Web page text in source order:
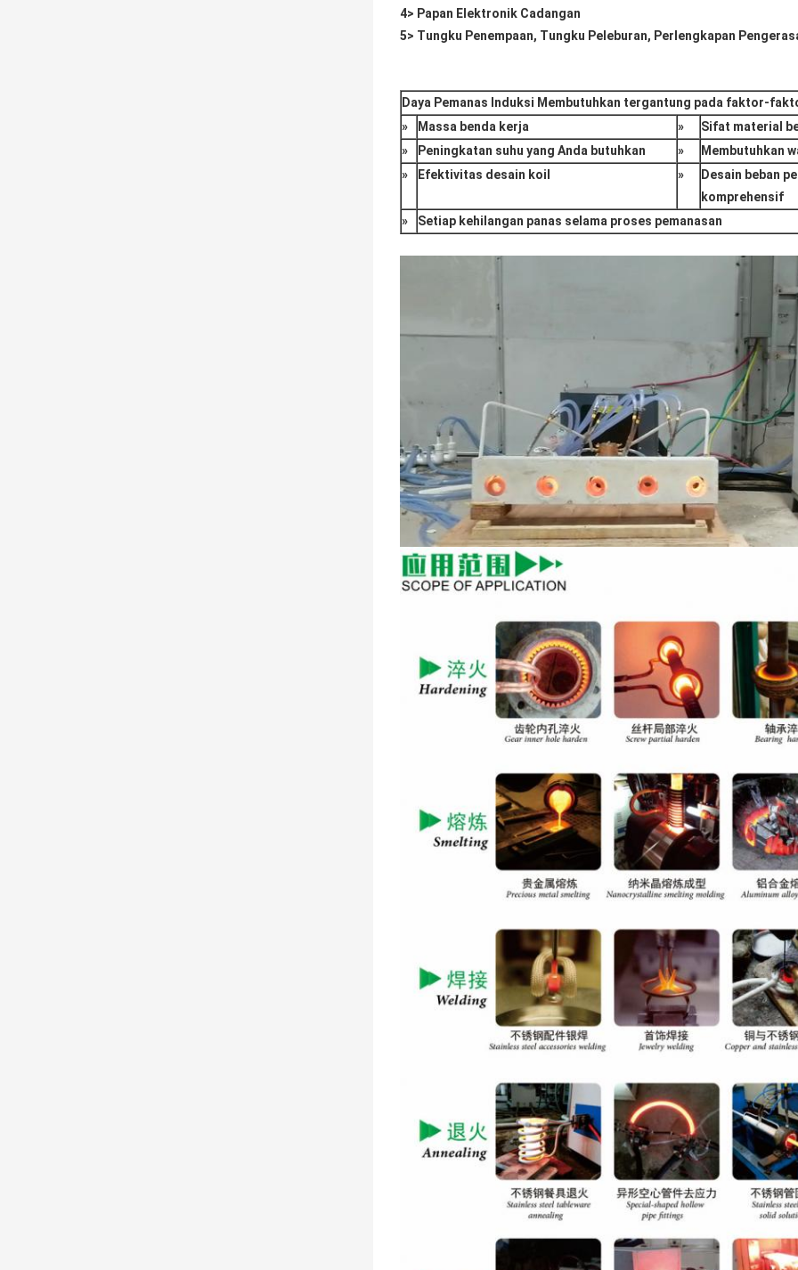
4> Papan Elektronik Cadangan
5> Tungku Penempaan, Tungku Peleburan, Perlengkapan
Daya Pemanas Induksi Membutuhkan tergantung pada faktor-
»
Massa benda kerja »
Sifat material
»
Peningkatan suhu yang Anda butuhkan »
Membutuhkan
»
Efektivitas desain koil »
Desain beban
komprehensif
»
Setiap kehilangan panas selama proses pemanasan